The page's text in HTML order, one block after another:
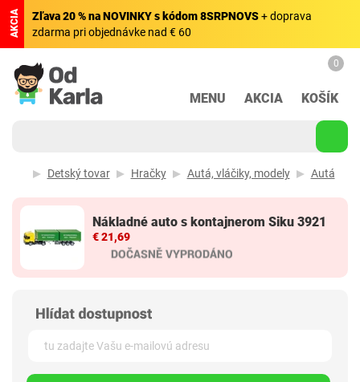
AKCIA Zľava 20 % na NOVINKY s kódom 8SRPNOVS+ doprava
zdarma pri objednávke nad € 60
MENU AKCIA
0
KOŠÍK
Detský tovar Hračky Autá, vláčiky, modely Autá
Nákladné auto s kontajnerom Siku 3921
€ 21,69